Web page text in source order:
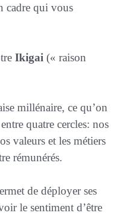
cadre qui vous
Ikigai (« raison
millénaire, ce qu’on
quatre cercles: nos
valeurs et les métiers
rémunérés.
de déployer ses
le sentiment d’être